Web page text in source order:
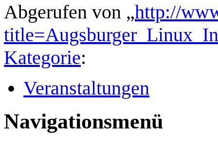
Abgerufen von „http://
Kategorie:
Veranstaltungen
Navigationsmenü